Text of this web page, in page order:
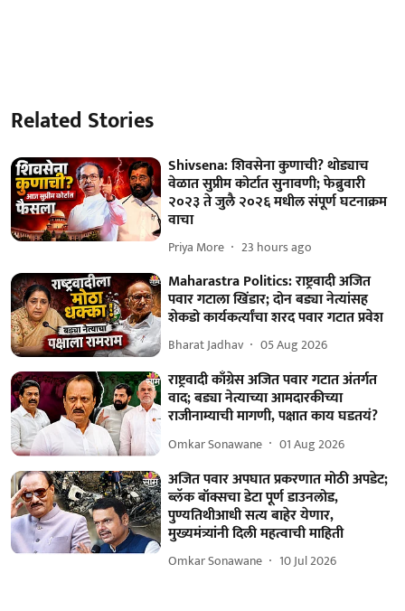
Related Stories
Shivsena: शिवसेना कुणाची? थोड्याच
वेळात सुप्रीम कोर्टात सुनावणी; फेब्रुवारी
२०२३ ते जुलै २०२६ मधील संपूर्ण घटनाक्रम
वाचा
Priya More 23 hours ago
Maharastra Politics: राष्ट्रवादी अजित
पवार गटाला खिंडार; दोन बड्या नेत्यांसह
शेकडो कार्यकर्त्यांचा शरद पवार गटात प्रवेश
Bharat Jadhav 05 Aug 2026
राष्ट्रवादी काँग्रेस अजित पवार गटात अंतर्गत
वाद; बड्या नेत्याच्या आमदारकीच्या
राजीनाम्याची मागणी, पक्षात काय घडतयं?
Omkar Sonawane 01 Aug 2026
अजित पवार अपघात प्रकरणात मोठी अपडेट;
ब्लॅक बॉक्सचा डेटा पूर्ण डाउनलोड,
पुण्यतिथीआधी सत्य बाहेर येणार,
मुख्यमंत्र्यांनी दिली महत्वाची माहिती
Omkar Sonawane 10 Jul 2026